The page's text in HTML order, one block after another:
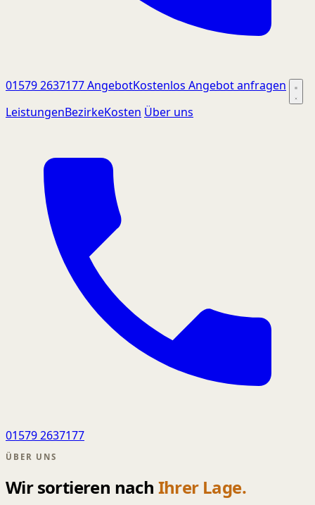
01579 2637177AngebotKostenlos Angebot anfragen
LeistungenBezirkeKosten Über uns
01579 2637177
ÜBER UNS
Wir sortieren nach Ihrer Lage.